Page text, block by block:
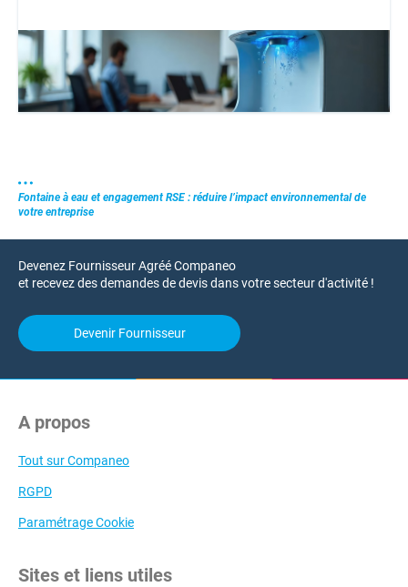
Fontaine à eau et engagement RSE : réduire l’impact environnemental de
votre entreprise
Devenez Fournisseur Agréé Companeo
et recevez des demandes de devis dans votre secteur d'activité !
Devenir Fournisseur
A propos
Tout sur Companeo
RGPD
Paramétrage Cookie
Sites et liens utiles